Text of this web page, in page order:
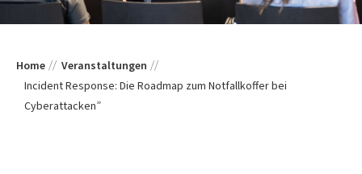
Home
Veranstaltungen
Incident Response: Die Roadmap zum Notfallkoffer bei
Cyberattacken”